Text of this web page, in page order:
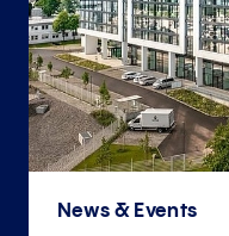
News & Events